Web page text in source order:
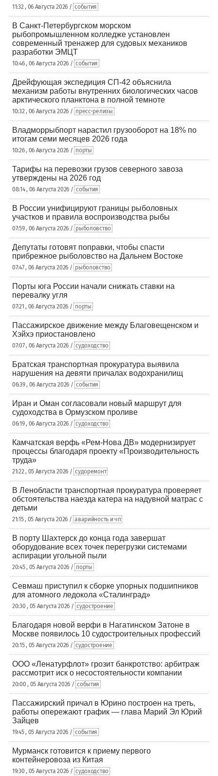
11:32 , 06 Августа 2026 / события
В Санкт-Петербургском морском
рыбопромышленном колледже установлен
современный тренажер для судовых механиков
разработки ЭМЦТ
10:46 , 06 Августа 2026 / события
Дрейфующая экспедиция СП-42 объяснила
механизм работы внутренних биологических часов
арктического планктона в полной темноте
10:32 , 06 Августа 2026 / пресс-релизы
Владморрыбпорт нарастил грузооборот на 18% по
итогам семи месяцев 2026 года
10:26 , 06 Августа 2026 / порты
Тарифы на перевозки грузов северного завоза
утверждены на 2026 год
08:14 , 06 Августа 2026 / события
В России унифицируют границы рыболовных
участков и правила воспроизводства рыбы
07:59 , 06 Августа 2026 / рыболовство
Депутаты готовят поправки, чтобы спасти
прибрежное рыболовство на Дальнем Востоке
07:47 , 06 Августа 2026 / рыболовство
Порты юга России начали снижать ставки на
перевалку угля
07:21 , 06 Августа 2026 / порты
Пассажирское движение между Благовещенском и
Хэйхэ приостановлено
07:07 , 06 Августа 2026 / судоходство
Братская транспортная прокуратура выявила
нарушения на девяти причалах водохранилищ
06:39 , 06 Августа 2026 / события
Иран и Оман согласовали новый маршрут для
судоходства в Ормузском проливе
06:19 , 06 Августа 2026 / судоходство
Камчатская верфь «Рем-Нова ДВ» модернизирует
процессы благодаря проекту «Производительность
труда»
21:22 , 05 Августа 2026 / судоремонт
В Ленобласти транспортная прокуратура проверяет
обстоятельства наезда катера на надувной матрас с
детьми
21:15 , 05 Августа 2026 / аварийность и чп
В порту Шахтерск до конца года завершат
оборудование всех точек перегрузки системами
аспирации угольной пыли
20:45 , 05 Августа 2026 / порты
Севмаш приступил к сборке упорных подшипников
для атомного ледокола «Сталинград»
20:30 , 05 Августа 2026 / судостроение
Благодаря новой верфи в Нагатинском Затоне в
Москве появилось 10 судостроительных профессий
20:15 , 05 Августа 2026 / судостроение
ООО «Ленатурфлот» грозит банкротство: арбитраж
рассмотрит иск о несостоятельности компании
20:00 , 05 Августа 2026 / события
Пассажирский причал в Юрино построен на треть,
работы опережают график — глава Марий Эл Юрий
Зайцев
19:45 , 05 Августа 2026 / события
Мурманск готовится к приему первого
контейнеровоза из Китая
19:30 , 05 Августа 2026 / судоходство